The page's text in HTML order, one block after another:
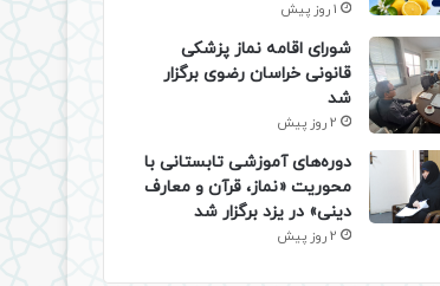
1 روز پیش
شورای اقامه نماز پزشکی
قانونی خراسان رضوی برگزار
شد
2 روز پیش
دوره‌های آموزشی تابستانی با
محوریت «نماز، قرآن و معارف
دینی» در یزد برگزار شد
2 روز پیش